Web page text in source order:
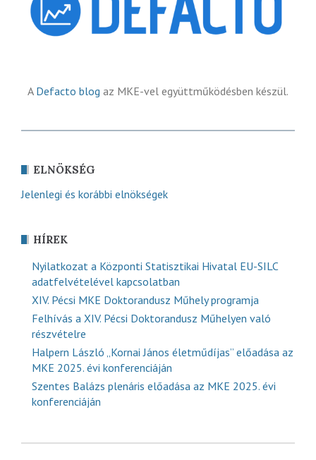
A Defacto blog az MKE-vel együttműködésben készül.
ELNÖKSÉG
Jelenlegi és korábbi elnökségek
HÍREK
Nyilatkozat a Központi Statisztikai Hivatal EU-SILC
adatfelvételével kapcsolatban
XIV. Pécsi MKE Doktorandusz Műhely programja
Felhívás a XIV. Pécsi Doktorandusz Műhelyen való
részvételre
Halpern László „Kornai János életműdíjas” előadása az
MKE 2025. évi konferenciáján
Szentes Balázs plenáris előadása az MKE 2025. évi
konferenciáján